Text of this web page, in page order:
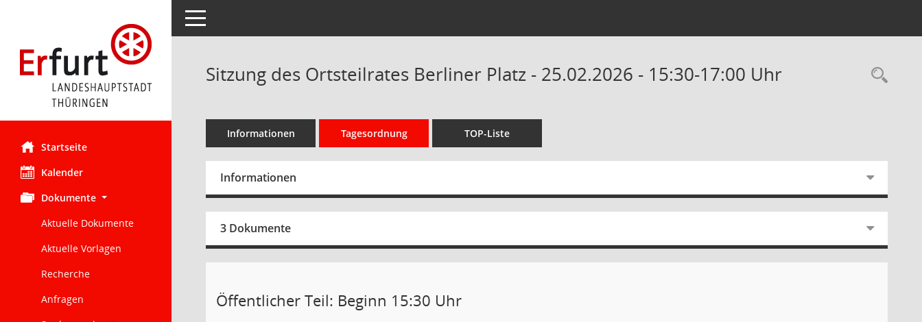
Startseite
Kalender
Dokumente
Aktuelle Dokumente
Aktuelle Vorlagen
Recherche
Anfragen
Toggle navigation
Sitzung des Ortsteilrates Berliner Platz - 25.02.2026 - 15:30-17:00 Uhr
Informationen Tagesordnung TOP-Liste
Informationen
3 Dokumente
Öffentlicher Teil: Beginn 15:30 Uhr